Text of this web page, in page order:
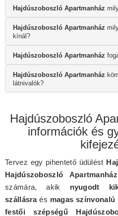
Hajdúszoboszló Apartmanház
Hajdúszoboszló Apartmanház
kínál?
Hajdúszoboszló Apartmanház
Hajdúszoboszló Apartmanház
látnivalók?
Hajdúszoboszló
információk és
Tervez egy pihentető üdülést
Hajdúszoboszló Apartmanház
számára, akik nyugodt
szállásraés magas
festői szépségű